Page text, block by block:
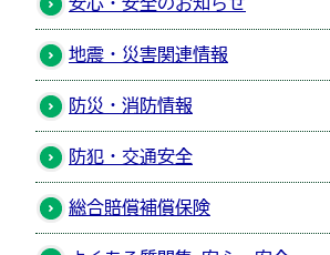
地震・災害関連情報
防災・消防情報
防犯・交通安全
総合賠償補償保険